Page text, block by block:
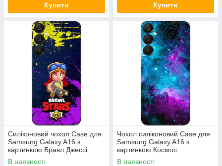
Купити Купити
Силіконовий чохол Case для
Samsung Galaxy A16 з
картинкою Бравл Джессі
В наявності
Чохол силіконовий Case для
Samsung Galaxy A16 з
картинкою Космос
В наявності